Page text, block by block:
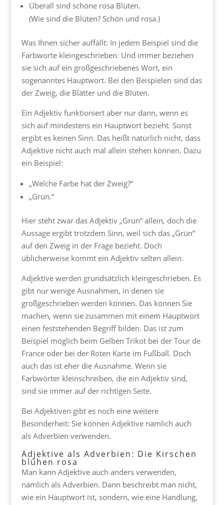
Überall sind schöne rosa Blüten.
(Wie sind die Blüten? Schön und rosa.)
Was Ihnen sicher auffällt: In jedem Beispiel sind die
Farbworte kleingeschrieben. Und immer beziehen
sie sich auf ein großgeschriebenes Wort, ein
sogenanntes Hauptwort. Bei den Beispielen sind das
der Zweig, die Blätter und die Blüten.
Ein Adjektiv funktioniert aber nur dann, wenn es
sich auf mindestens ein Hauptwort bezieht. Sonst
ergibt es keinen Sinn. Das heißt natürlich nicht, dass
Adjektive nicht auch mal allein stehen können. Dazu
ein Beispiel:
„Welche Farbe hat der Zweig?“
„Grün.“
Hier steht zwar das Adjektiv „Grün“ allein, doch die
Aussage ergibt trotzdem Sinn, weil sich das „Grün“
auf den Zweig in der Frage bezieht. Doch
üblicherweise kommt ein Adjektiv selten allein.
Adjektive werden grundsätzlich kleingeschrieben. Es
gibt nur wenige Ausnahmen, in denen sie
großgeschrieben werden können. Das können Sie
machen, wenn sie zusammen mit einem Hauptwort
einen feststehenden Begriff bilden. Das ist zum
Beispiel möglich beim Gelben Trikot bei der Tour de
France oder bei der Roten Karte im Fußball. Doch
auch das ist eher die Ausnahme. Wenn sie
Farbwörter kleinschreiben, die ein Adjektiv sind,
sind sie immer auf der richtigen Seite.
Bei Adjektiven gibt es noch eine weitere
Besonderheit: Sie können Adjektive nämlich auch
als Adverbien verwenden.
Adjektive als Adverbien: Die Kirschen
blühen rosa
Man kann Adjektive auch anders verwenden,
nämlich als Adverbien. Dann beschreibt man nicht,
wie ein Hauptwort ist, sondern, wie eine Handlung,